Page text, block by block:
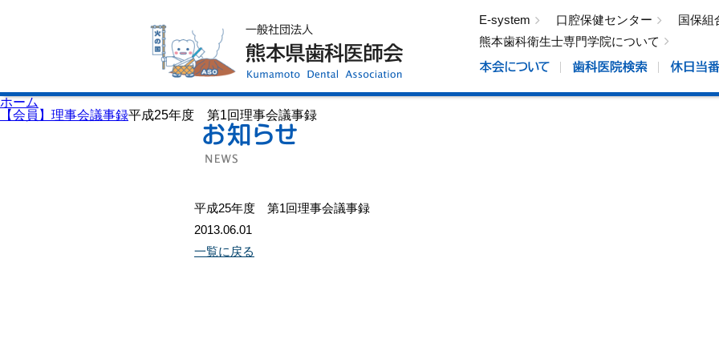
E-system 口腔保健センター
国保組
熊本歯科衛生士専門学院について
ホーム
【会員】理事会議事録平成25年度 第1回理事会議事録
平成25年度 第1回理事会議事録
2013.06.01
一覧に戻る
歯科医院検索
休日当番医
イベント案内
歯の豆知識
口腔保健センター
国保組合からのお知らせ
熊本歯科衛生士専門学院
会員専用ページ
プライバシーポリシー
サイトマップ